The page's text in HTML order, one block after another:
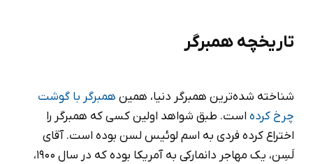
تاریخچه همبرگر
شناخته شده‌ترین همبرگر دنیا، همین همبرگر با گوشت
چرخ کرده است. طبق شواهد اولین کسی که همبرگر را
اختراع کرده فردی به اسم لوئیس لسن بوده است. آقای
لَسِن، یک مهاجر دانمارکی به آمریکا بوده که در سال 1900،